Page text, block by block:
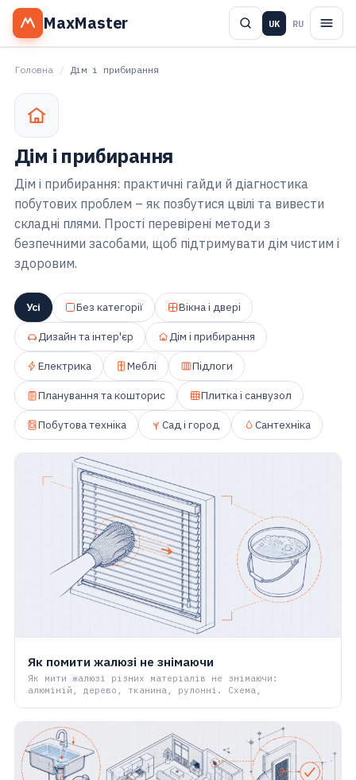
MaxMaster UK RU
Головна / Дім і прибирання
Дім і прибирання
Дім і прибирання: практичні гайди й діагностика
побутових проблем – як позбутися цвілі та вивести
складні плями. Прості перевірені методи з
безпечними засобами, щоб підтримувати дім чистим і
здоровим.
Усі Без категорії Вікна і двері
Дизайн та інтер'єр Дім і прибирання
Електрика Меблі Підлоги
Планування та кошторис Плитка і санвузол
Побутова техніка Сад і город Сантехніка
Як помити жалюзі не знімаючи
Як мити жалюзі різних матеріалів не знімаючи:
алюміній, дерево, тканина, рулонні. Схема,